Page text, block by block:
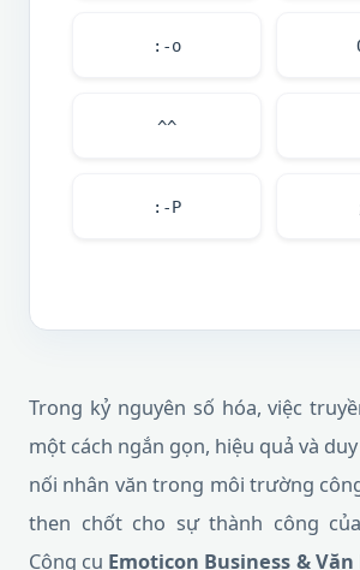
:-o
^^
:-P
Trong kỷ nguyên số hóa, việc
một cách ngắn gọn, hiệu quả và
nối nhân văn trong môi trường
then chốt cho sự thành công
Công cụ Emoticon Business & Văn